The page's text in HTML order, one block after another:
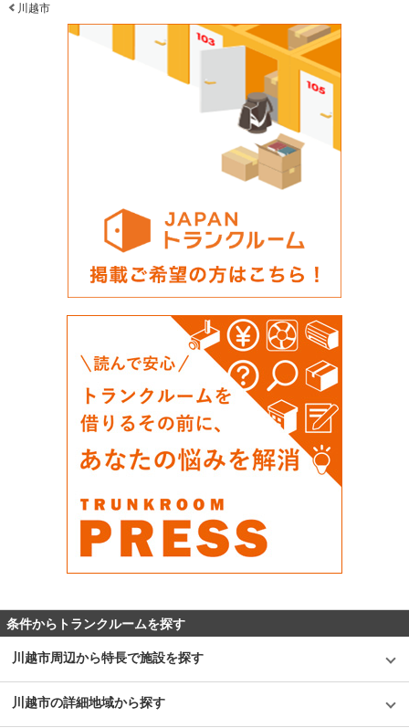
川越市
条件からトランクルームを探す
川越市周辺から特長で施設を探す
川越市の詳細地域から探す